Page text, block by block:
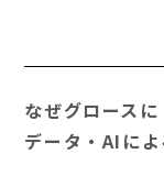
なぜグロース
データ・AIに